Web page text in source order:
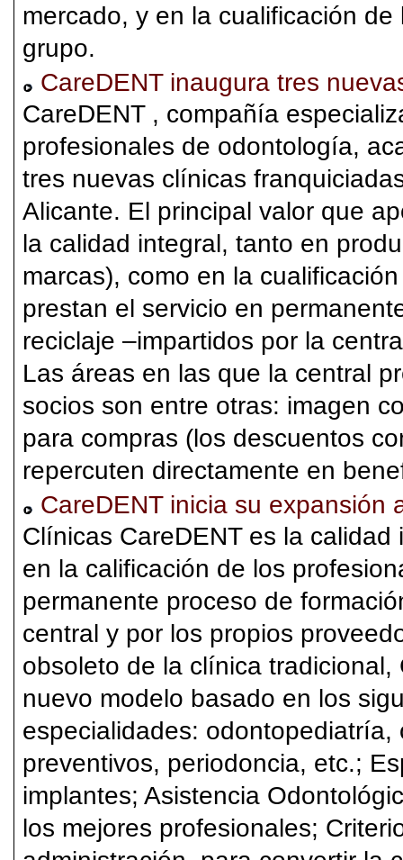
mercado, y en la cualificación
grupo.
CareDENT inaugura tres
CareDENT , compañía
profesionales de odontología,
tres nuevas clínicas
Alicante. El principal valor que
la calidad integral, tanto en
marcas), como en la
prestan el servicio en
reciclaje –impartidos por la
Las áreas en las que la central
socios son entre otras: imagen
para compras (los descuentos
repercuten directamente en
CareDENT inicia su expansión
Clínicas CareDENT es la
en la calificación de los
permanente proceso de
central y por los propios
obsoleto de la clínica
nuevo modelo basado en los
especialidades:
preventivos, periodoncia, etc.;
implantes; Asistencia
los mejores profesionales;